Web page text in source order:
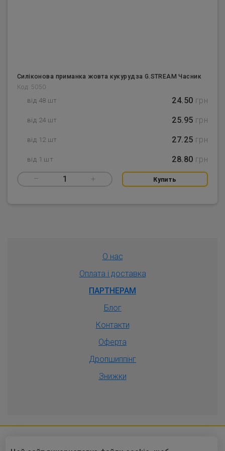
Силіконова приманка жовта кукурудза G.STREAM Часник
Код: 5050
від 48 шт 24.50 грн
від 24 шт 25.95 грн
від 12 шт 27.25 грн
від 1 шт 28.80 грн
– 1 + Купить
О нас
Оплата і доставка
ПАРТНЕРАМ
Блог
Контакти
Оферта
Дропшиппiнг
Знижки